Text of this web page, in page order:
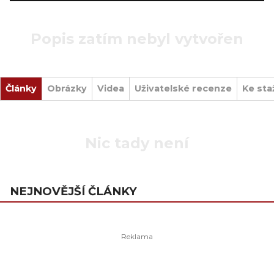
Články Obrázky Videa Uživatelské recenze Ke
NEJNOVĚJŠÍ ČLÁNKY